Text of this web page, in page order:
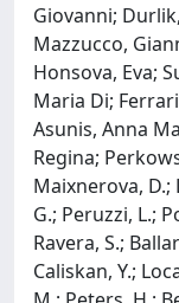
Giovanni;
Mazzucco,
Honsova, Eva;
Maria Di;
Asunis, Anna
Regina;
Maixnerova, D.;
G.; Peruzzi, L.;
Ravera, S.;
Caliskan, Y.;